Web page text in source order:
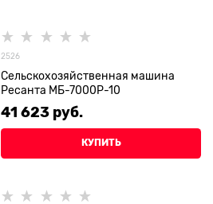
2526
Сельскохозяйственная машина
Ресанта МБ-7000P-10
41 623 руб.
КУПИТЬ